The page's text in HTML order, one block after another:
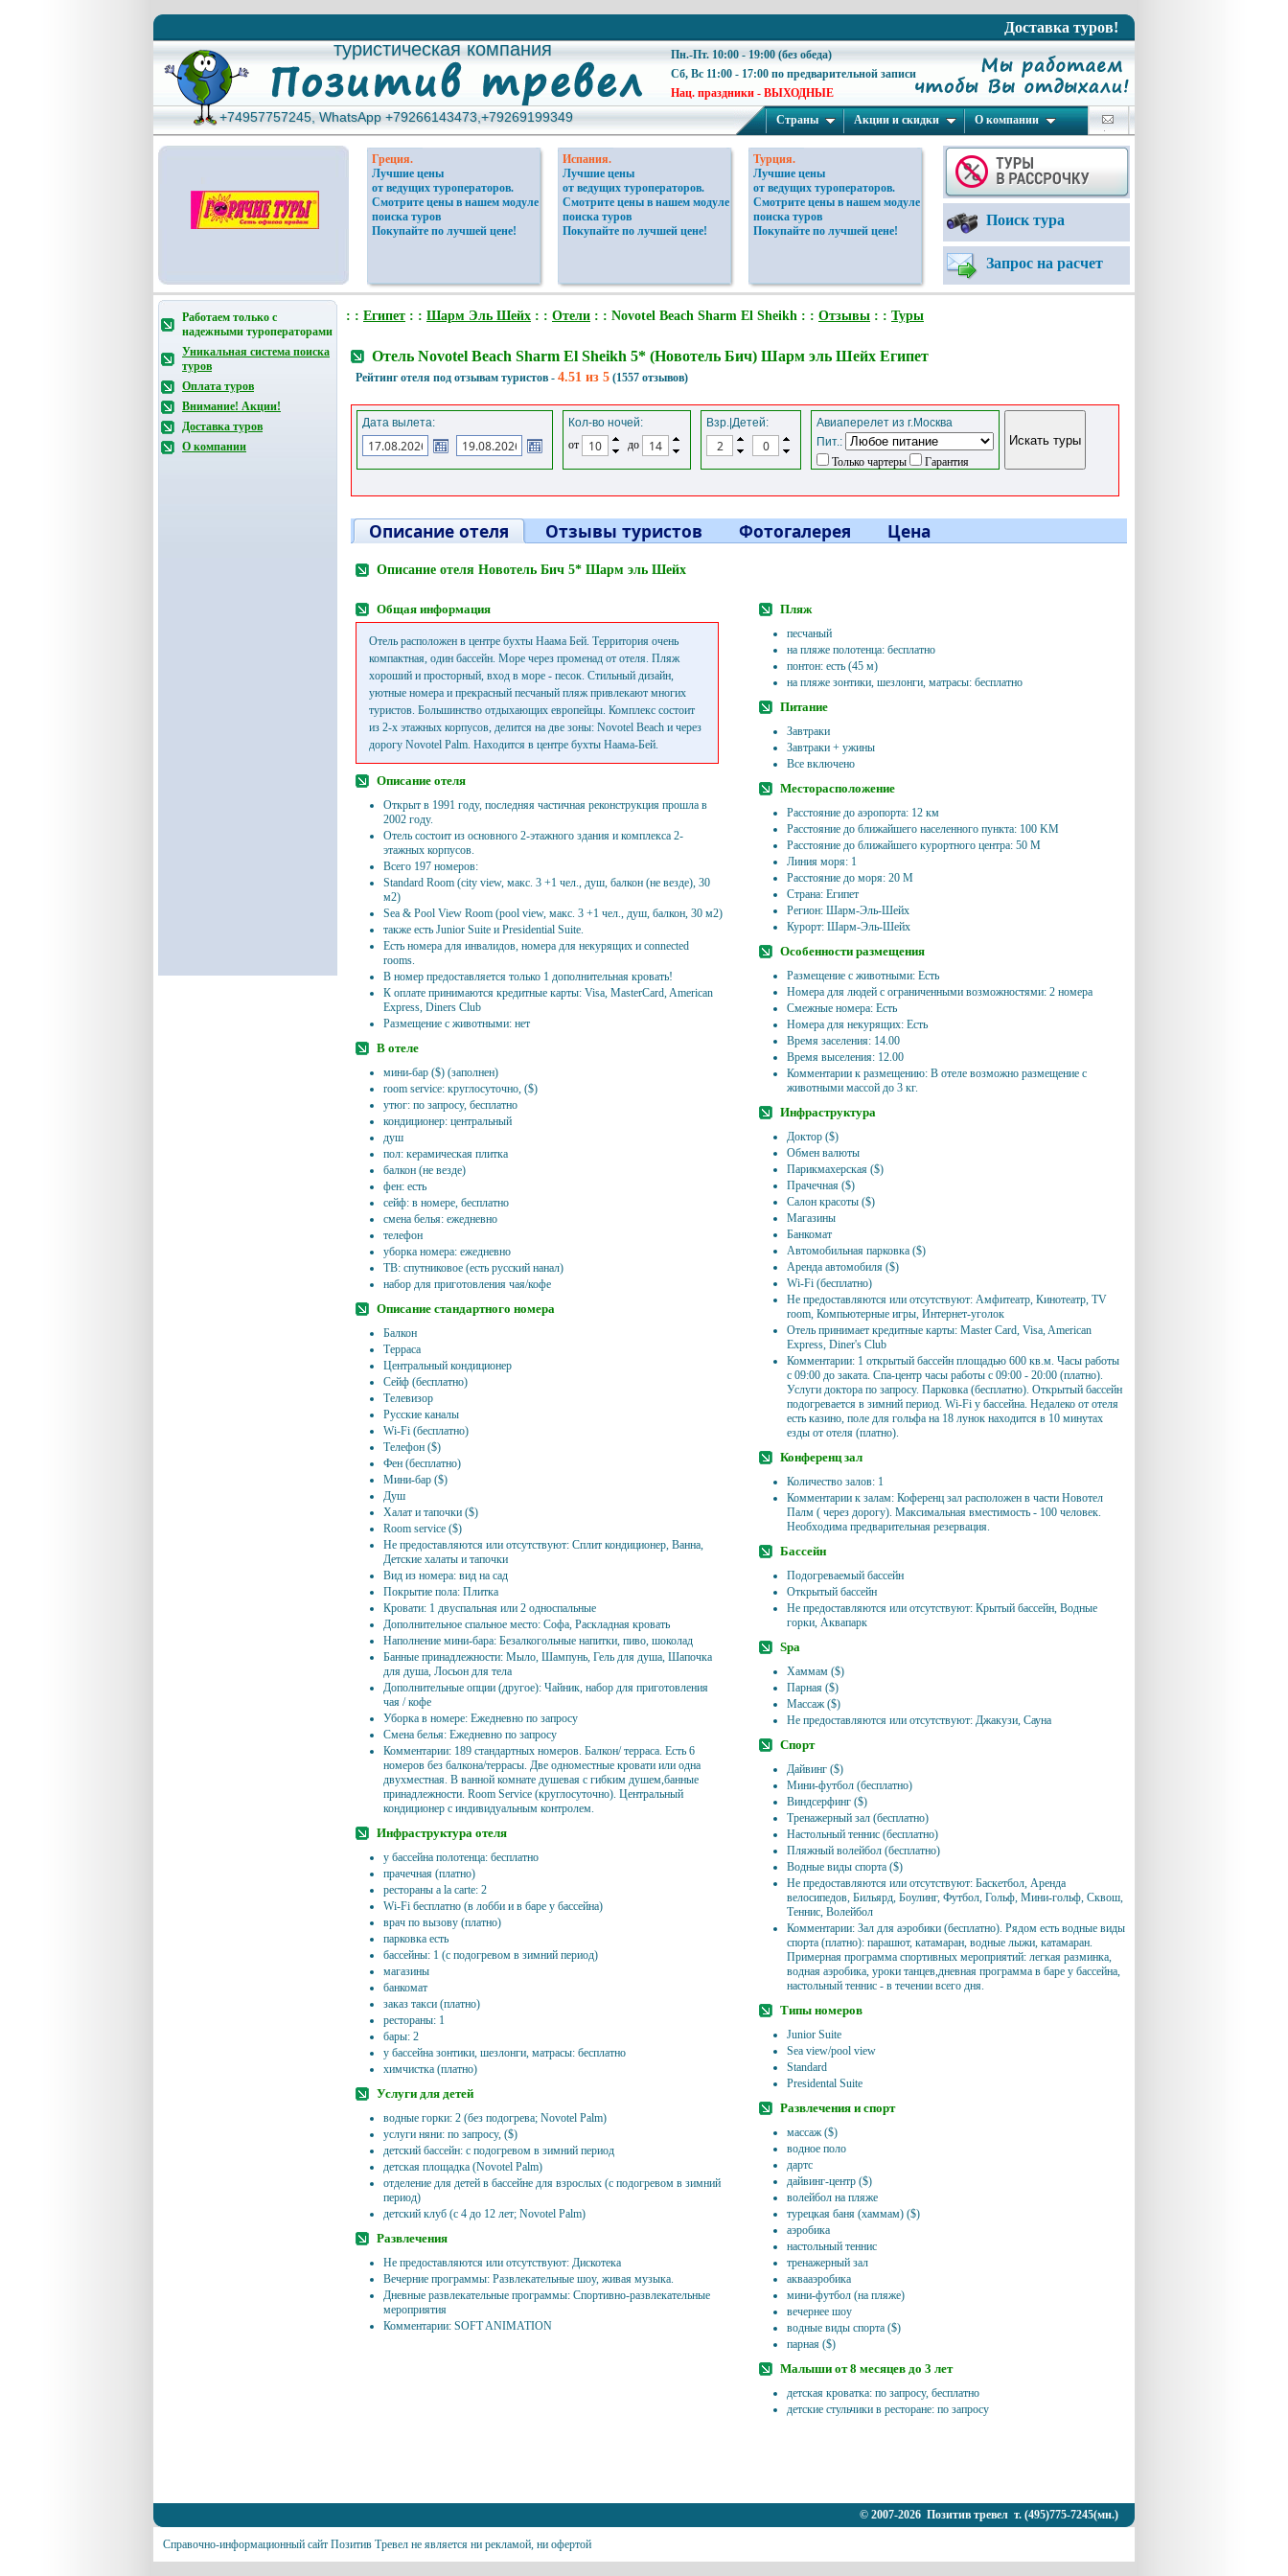
Доставка туров!
туристическая компания
туристическая компания
Пн.-Пт. 10:00 - 19:00 (без обеда)
Сб, Вс 11:00 - 17:00 по предварительной записи
Нац. праздники - ВЫХОДНЫЕ
+74957757245, WhatsApp +79266143473,+79269199349
+74957757245, WhatsApp +79266143473,+79269199349 Страны Акции и скидки О компании
Греция.
Лучшие цены
от ведущих туроператоров.
Смотрите цены в нашем модуле
поиска туров
Покупайте по лучшей цене!
Испания.
Лучшие цены
от ведущих туроператоров.
Смотрите цены в нашем модуле
поиска туров
Покупайте по лучшей цене!
Турция.
Лучшие цены
от ведущих туроператоров.
Смотрите цены в нашем модуле
поиска туров
Покупайте по лучшей цене!
Поиск тура
Запрос на расчет
Работаем только с
надежными туроператорами
Уникальная система поиска
туров
Оплата туров
Внимание! Акции!
Доставка туров
О компании
: : Египет : : Шарм Эль Шейх : : Отели : : Novotel Beach Sharm El Sheikh : : Отзывы : : Туры
Отель Novotel Beach Sharm El Sheikh 5* (Новотель Бич) Шарм эль Шейх Египет
Рейтинг отеля под отзывам туристов - 4.51 из 5 (1557 отзывов)
Дата вылета:
Кол-во ночей:
от
до
Взр.|Детей:
Авиаперелет из г.Москва
Пит.:
Только чартеры
Гарантия
Описание отеля Отзывы туристов Фотогалерея Цена
Описание отеля Новотель Бич 5* Шарм эль Шейх
Общая информация
Отель расположен в центре бухты Наама Бей. Территория очень
компактная, один бассейн. Море через променад от отеля. Пляж
хороший и просторный, вход в море - песок. Стильный дизайн,
уютные номера и прекрасный песчаный пляж привлекают многих
туристов. Большинство отдыхающих европейцы. Комплекс состоит
из 2-х этажных корпусов, делится на две зоны: Novotel Beach и через
дорогу Novotel Palm. Находится в центре бухты Наама-Бей.
Описание отеля
Открыт в 1991 году, последняя частичная реконструкция прошла в
2002 году.
Отель состоит из основного 2-этажного здания и комплекса 2-
этажных корпусов.
Всего 197 номеров:
Standard Room (city view, макс. 3 +1 чел., душ, балкон (не везде), 30
м2)
Sea & Pool View Room (pool view, макс. 3 +1 чел., душ, балкон, 30 м2)
также есть Junior Suite и Presidential Suite.
Есть номера для инвалидов, номера для некурящих и connected
rooms.
В номер предоставляется только 1 дополнительная кровать!
К оплате принимаются кредитные карты: Visa, MasterCard, American
Express, Diners Club
Размещение с животными: нет
В отеле
мини-бар ($) (заполнен)
room service: круглосуточно, ($)
утюг: по запросу, бесплатно
кондиционер: центральный
душ
пол: керамическая плитка
балкон (не везде)
фен: есть
сейф: в номере, бесплатно
смена белья: ежедневно
телефон
уборка номера: ежедневно
ТВ: спутниковое (есть русский нанал)
набор для приготовления чая/кофе
Описание стандартного номера
Балкон
Терраса
Центральный кондиционер
Сейф (бесплатно)
Телевизор
Русские каналы
Wi-Fi (бесплатно)
Телефон ($)
Фен (бесплатно)
Мини-бар ($)
Душ
Халат и тапочки ($)
Room service ($)
Не предоставляются или отсутствуют: Сплит кондиционер, Ванна,
Детские халаты и тапочки
Вид из номера: вид на сад
Покрытие пола: Плитка
Кровати: 1 двуспальная или 2 односпальные
Дополнительное спальное место: Софа, Раскладная кровать
Наполнение мини-бара: Безалкогольные напитки, пиво, шоколад
Банные принадлежности: Мыло, Шампунь, Гель для душа, Шапочка
для душа, Лосьон для тела
Дополнительные опции (другое): Чайник, набор для приготовления
чая / кофе
Уборка в номере: Ежедневно по запросу
Смена белья: Ежедневно по запросу
Комментарии: 189 стандартных номеров. Балкон/ терраса. Есть 6
номеров без балкона/террасы. Две одноместные кровати или одна
двухместная. В ванной комнате душевая с гибким душем,банные
принадлежности. Room Service (круглосуточно). Центральный
кондиционер с индивидуальным контролем.
Инфраструктура отеля
у бассейна полотенца: бесплатно
прачечная (платно)
рестораны a la carte: 2
Wi-Fi бесплатно (в лобби и в баре у бассейна)
врач по вызову (платно)
парковка есть
бассейны: 1 (с подогревом в зимний период)
магазины
банкомат
заказ такси (платно)
рестораны: 1
бары: 2
у бассейна зонтики, шезлонги, матрасы: бесплатно
химчистка (платно)
Услуги для детей
водные горки: 2 (без подогрева; Novotel Palm)
услуги няни: по запросу, ($)
детский бассейн: с подогревом в зимний период
детская площадка (Novotel Palm)
отделение для детей в бассейне для взрослых (с подогревом в зимний
период)
детский клуб (с 4 до 12 лет; Novotel Palm)
Развлечения
Не предоставляются или отсутствуют: Дискотека
Вечерние программы: Развлекательные шоу, живая музыка.
Дневные развлекательные программы: Спортивно-развлекательные
мероприятия
Комментарии: SOFT ANIMATION
Пляж
песчаный
на пляже полотенца: бесплатно
понтон: есть (45 м)
на пляже зонтики, шезлонги, матрасы: бесплатно
Питание
Завтраки
Завтраки + ужины
Все включено
Месторасположение
Расстояние до аэропорта: 12 км
Расстояние до ближайшего населенного пункта: 100 KM
Расстояние до ближайшего курортного центра: 50 M
Линия моря: 1
Расстояние до моря: 20 M
Страна: Египет
Регион: Шарм-Эль-Шейх
Курорт: Шарм-Эль-Шейх
Особенности размещения
Размещение с животными: Есть
Номера для людей с ограниченными возможностями: 2 номера
Смежные номера: Есть
Номера для некурящих: Есть
Время заселения: 14.00
Время выселения: 12.00
Комментарии к размещению: В отеле возможно размещение с
животными массой до 3 кг.
Инфраструктура
Доктор ($)
Обмен валюты
Парикмахерская ($)
Прачечная ($)
Салон красоты ($)
Магазины
Банкомат
Автомобильная парковка ($)
Аренда автомобиля ($)
Wi-Fi (бесплатно)
Не предоставляются или отсутствуют: Амфитеатр, Кинотеатр, TV
room, Компьютерные игры, Интернет-уголок
Отель принимает кредитные карты: Master Card, Visa, American
Express, Diner's Club
Комментарии: 1 открытый бассейн площадью 600 кв.м. Часы работы
с 09:00 до заката. Спа-центр часы работы с 09:00 - 20:00 (платно).
Услуги доктора по запросу. Парковка (бесплатно). Открытый бассейн
подогревается в зимний период. Wi-Fi у бассейна. Недалеко от отеля
есть казино, поле для гольфа на 18 лунок находится в 10 минутах
езды от отеля (платно).
Конференц зал
Количество залов: 1
Комментарии к залам: Коференц зал расположен в части Новотел
Палм ( через дорогу). Максимальная вместимость - 100 человек.
Необходима предварительная резервация.
Бассейн
Подогреваемый бассейн
Открытый бассейн
Не предоставляются или отсутствуют: Крытый бассейн, Водные
горки, Аквапарк
Spa
Хаммам ($)
Парная ($)
Массаж ($)
Не предоставляются или отсутствуют: Джакузи, Сауна
Спорт
Дайвинг ($)
Мини-футбол (бесплатно)
Виндсерфинг ($)
Тренажерный зал (бесплатно)
Настольный теннис (бесплатно)
Пляжный волейбол (бесплатно)
Водные виды спорта ($)
Не предоставляются или отсутствуют: Баскетбол, Аренда
велосипедов, Бильярд, Боулинг, Футбол, Гольф, Мини-гольф, Сквош,
Теннис, Волейбол
Комментарии: Зал для аэробики (бесплатно). Рядом есть водные виды
спорта (платно): парашют, катамаран, водные лыжи, катамаран.
Примерная программа спортивных мероприятий: легкая разминка,
водная аэробика, уроки танцев,дневная программа в баре у бассейна,
настольный теннис - в течении всего дня.
Типы номеров
Junior Suite
Sea view/pool view
Standard
Presidental Suite
Развлечения и спорт
массаж ($)
водное поло
дартс
дайвинг-центр ($)
волейбол на пляже
турецкая баня (хаммам) ($)
аэробика
настольный теннис
тренажерный зал
аквааэробика
мини-футбол (на пляже)
вечернее шоу
водные виды спорта ($)
парная ($)
Малыши от 8 месяцев до 3 лет
детская кроватка: по запросу, бесплатно
детские стульчики в ресторане: по запросу
© 2007-2026 Позитив тревел т. (495)775-7245(мн.)
Справочно-информационный сайт Позитив Тревел не является ни рекламой, ни офертой